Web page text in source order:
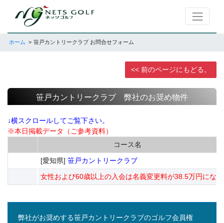
ホーム 笹戸カントリークラブ お問合せフォーム
<< 前のページにもどる。
笹戸カントリークラブ 弊社のお奨め物件
↓横スクロールしてご覧下さい。
※本日掲載データ（ご参考資料）
コース名
[愛知県] 笹戸カントリークラブ
女性および60歳以上の入会は名義変更料が38.5万円に
弊社がお奨めする笹戸カントリークラブのゴルフ会員権